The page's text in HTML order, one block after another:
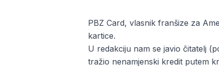
PBZ Card, vlasnik franšize za
kartice.
U redakciju nam se javio čitatelj
tražio nenamjenski kredit putem